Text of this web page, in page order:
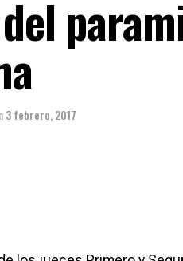
3 febrero, 2017